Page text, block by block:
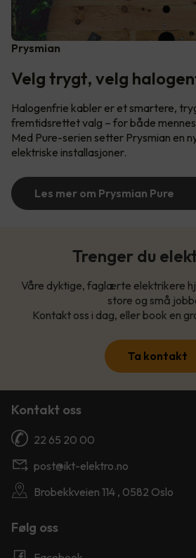
Prysmian
Velg trygt, velg
Halogenfrie kabler er et smartere,
fremtidsrettet valg – for både
Med Pure-serien setter Prysmian en
elektriske installasjoner.
Les mer om Prysmian Pure
Trenger du
Våre dyktige, faglærte elektrikere
store og små
Kontakt oss i dag, eller book en
Ta kontakt
Kontakt oss
22 65 20 00
post@ikt-elektro.no
Brobekkveien 114 , 0582 Oslo
Følg oss